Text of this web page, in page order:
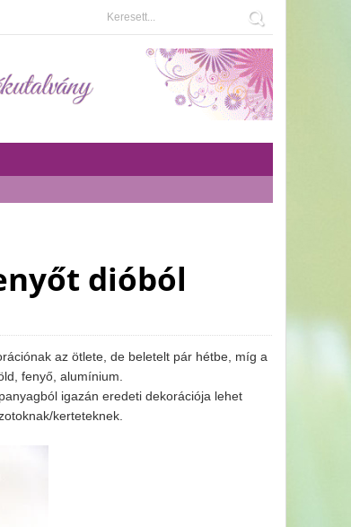
dióból
az ötlete, de beletelt pár hétbe, míg a
fenyő, alumínium.
igazán eredeti dekorációja lehet
kerteteknek.